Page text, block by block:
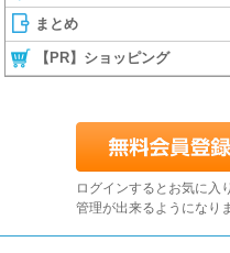
まとめ
【PR】ショッピング
ログインするとお気に入
管理が出来るようになり